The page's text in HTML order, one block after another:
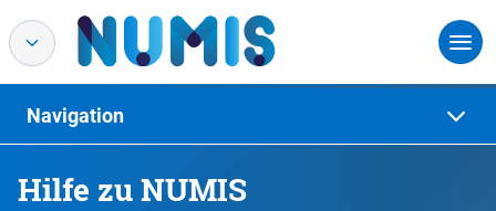
Hilfe zu NUMIS
Navigation